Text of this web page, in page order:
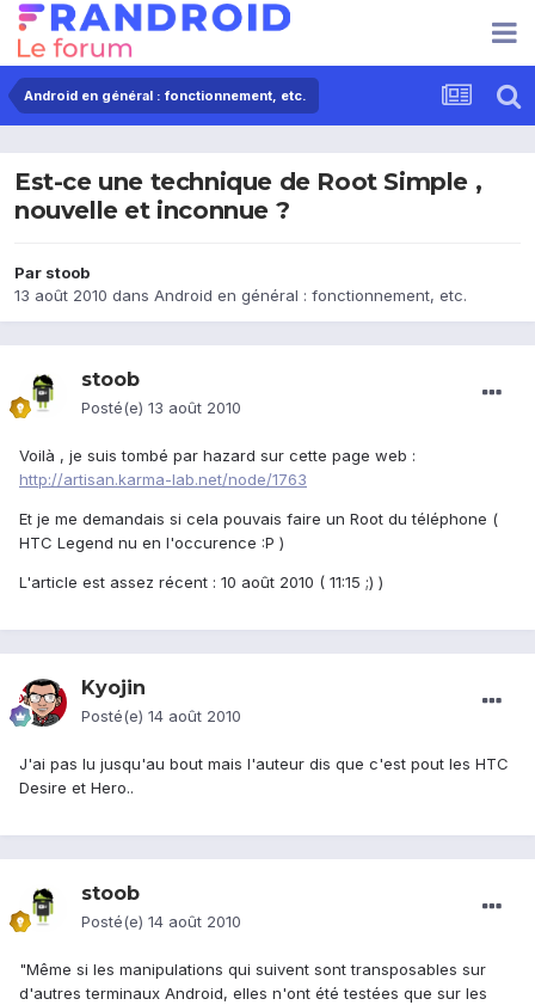
Android en général : fonctionnement, etc.
Est-ce une technique de Root Simple ,
nouvelle et inconnue ?
Par stoob
13 août 2010 dans Android en général : fonctionnement, etc.
stoob
Posté(e) 13 août 2010
Voilà , je suis tombé par hazard sur cette page web :
http://artisan.karma-lab.net/node/1763
Et je me demandais si cela pouvais faire un Root du téléphone (
HTC Legend nu en l'occurence :P )
L'article est assez récent : 10 août 2010 ( 11:15 ;) )
Kyojin
Posté(e) 14 août 2010
J'ai pas lu jusqu'au bout mais l'auteur dis que c'est pout les HTC
Desire et Hero..
stoob
Posté(e) 14 août 2010
"Même si les manipulations qui suivent sont transposables sur
d'autres terminaux Android, elles n'ont été testées que sur les